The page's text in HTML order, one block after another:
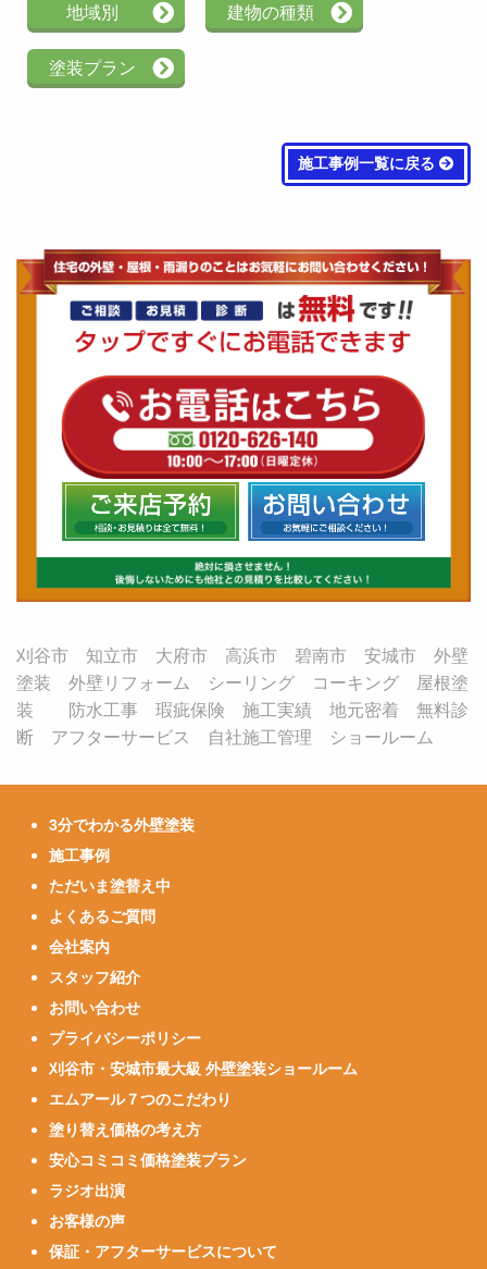
地域別 建物の種類
塗装プラン
施工事例一覧に戻る
刈谷市 知立市 大府市 高浜市 碧南市 安城市 外壁
塗装 外壁リフォーム シーリング コーキング 屋根塗
装 防水工事 瑕疵保険 施工実績 地元密着 無料診
断 アフターサービス 自社施工管理 ショールーム
3分でわかる外壁塗装
施工事例
ただいま塗替え中
よくあるご質問
会社案内
スタッフ紹介
お問い合わせ
プライバシーポリシー
刈谷市・安城市最大級 外壁塗装ショールーム
エムアール７つのこだわり
塗り替え価格の考え方
安心コミコミ価格塗装プラン
ラジオ出演
お客様の声
保証・アフターサービスについて